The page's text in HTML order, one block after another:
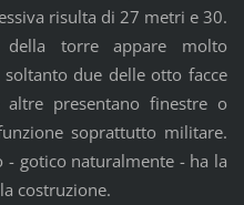
risulta di 27 metri e 30.
della torre appare molto
due delle otto facce
presentano finestre o
soprattutto militare.
- gotico naturalmente - ha la
costruzione.